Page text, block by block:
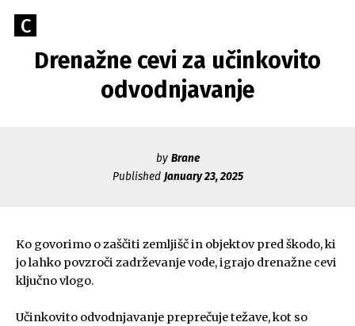
Go
C
CAERUS
Caerus
Blog
Drenažne cevi za učinkovito
odvodnjavanje
by Brane
Published January 23, 2025
Ko govorimo o zaščiti zemljišč in objektov pred škodo, ki
jo lahko povzroči zadrževanje vode, igrajo drenažne cevi
ključno vlogo.
Učinkovito odvodnjavanje preprečuje težave, kot so